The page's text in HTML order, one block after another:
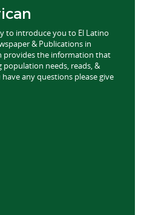
to introduce you to El Latino
& Publications in
provides the information that
population needs, reads, &
any questions please give